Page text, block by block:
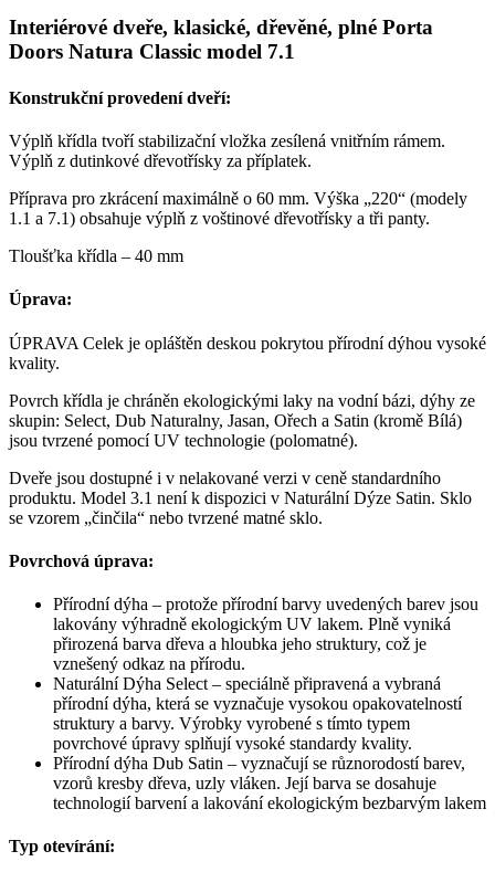
Interiérové dveře, klasické, dřevěné, plné Porta
Doors Natura Classic model 7.1
Konstrukční provedení dveří:
Výplň křídla tvoří stabilizační vložka zesílená vnitřním rámem.
Výplň z dutinkové dřevotřísky za příplatek.
Příprava pro zkrácení maximálně o 60 mm. Výška „220“ (modely
1.1 a 7.1) obsahuje výplň z voštinové dřevotřísky a tři panty.
Tloušťka křídla – 40 mm
Úprava:
ÚPRAVA Celek je opláštěn deskou pokrytou přírodní dýhou vysoké
kvality.
Povrch křídla je chráněn ekologickými laky na vodní bázi, dýhy ze
skupin: Select, Dub Naturalny, Jasan, Ořech a Satin (kromě Bílá)
jsou tvrzené pomocí UV technologie (polomatné).
Dveře jsou dostupné i v nelakované verzi v ceně standardního
produktu. Model 3.1 není k dispozici v Naturální Dýze Satin. Sklo
se vzorem „činčila“ nebo tvrzené matné sklo.
Povrchová úprava:
Přírodní dýha – protože přírodní barvy uvedených barev jsou
lakovány výhradně ekologickým UV lakem. Plně vyniká
přirozená barva dřeva a hloubka jeho struktury, což je
vznešený odkaz na přírodu.
Naturální Dýha Select – speciálně připravená a vybraná
přírodní dýha, která se vyznačuje vysokou opakovatelností
struktury a barvy. Výrobky vyrobené s tímto typem
povrchové úpravy splňují vysoké standardy kvality.
Přírodní dýha Dub Satin – vyznačují se různorodostí barev,
vzorů kresby dřeva, uzly vláken. Její barva se dosahuje
technologií barvení a lakování ekologickým bezbarvým lakem
Typ otevírání: